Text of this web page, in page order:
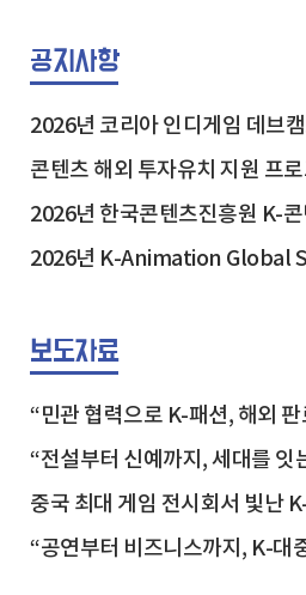
공지사항
보도자료